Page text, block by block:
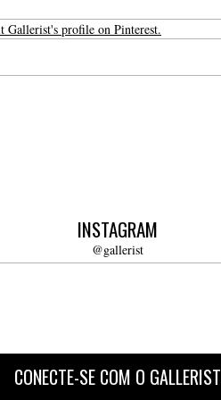
Gallerist's profile on Pinterest.
INSTAGRAM
@gallerist
CONECTE-SE COM O GALLERIST